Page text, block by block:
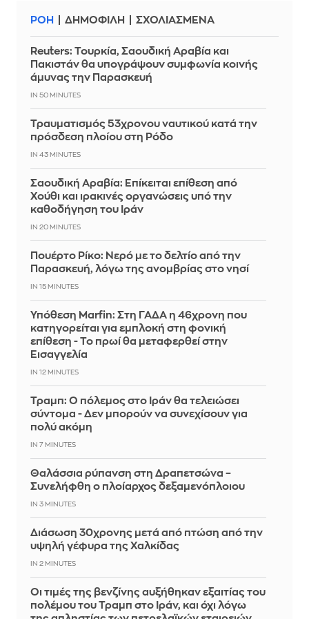
ΡΟΗ ΔΗΜΟΦΙΛΗ ΣΧΟΛΙΑΣΜΕΝΑ
Reuters: Τουρκία, Σαουδική Αραβία και
Πακιστάν θα υπογράψουν συμφωνία κοινής
άμυνας την Παρασκευή
IN 50 MINUTES
Τραυματισμός 53χρονου ναυτικού κατά την
πρόσδεση πλοίου στη Ρόδο
IN 43 MINUTES
Σαουδική Αραβία: Επίκειται επίθεση από
Χούθι και ιρακινές οργανώσεις υπό την
καθοδήγηση του Ιράν
IN 20 MINUTES
Πουέρτο Ρίκο: Νερό με το δελτίο από την
Παρασκευή, λόγω της ανομβρίας στο νησί
IN 15 MINUTES
Υπόθεση Marfin: Στη ΓΑΔΑ η 46χρονη που
κατηγορείται για εμπλοκή στη φονική
επίθεση - Το πρωί θα μεταφερθεί στην
Εισαγγελία
IN 12 MINUTES
Τραμπ: Ο πόλεμος στο Ιράν θα τελειώσει
σύντομα - Δεν μπορούν να συνεχίσουν για
πολύ ακόμη
IN 7 MINUTES
Θαλάσσια ρύπανση στη Δραπετσώνα –
Συνελήφθη ο πλοίαρχος δεξαμενόπλοιου
IN 3 MINUTES
Διάσωση 30χρονης μετά από πτώση από την
υψηλή γέφυρα της Χαλκίδας
IN 2 MINUTES
Οι τιμές της βενζίνης αυξήθηκαν εξαιτίας του
πολέμου του Τραμπ στο Ιράν, και όχι λόγω